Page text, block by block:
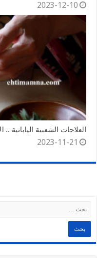
2023-12-10
العلاجات الشعبية اليابانية
2023-11-21